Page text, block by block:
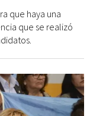
que haya una
que se realizó